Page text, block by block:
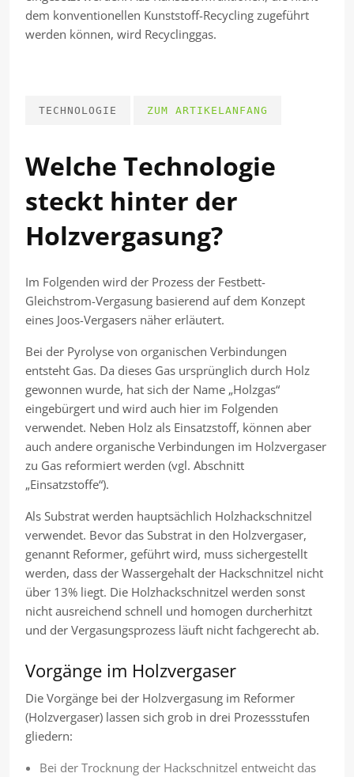
dem konventionellen Kunststoff-Recycling zugeführt
werden können, wird Recyclinggas.
TECHNOLOGIE ZUM ARTIKELANFANG
Welche Technologie
steckt hinter der
Holzvergasung?
Im Folgenden wird der Prozess der Festbett-
Gleichstrom-Vergasung basierend auf dem Konzept
eines Joos-Vergasers näher erläutert.
Bei der Pyrolyse von organischen Verbindungen
entsteht Gas. Da dieses Gas ursprünglich durch Holz
gewonnen wurde, hat sich der Name „Holzgas“
eingebürgert und wird auch hier im Folgenden
verwendet. Neben Holz als Einsatzstoff, können aber
auch andere organische Verbindungen im Holzvergaser
zu Gas reformiert werden (vgl. Abschnitt
„Einsatzstoffe“).
Als Substrat werden hauptsächlich Holzhackschnitzel
verwendet. Bevor das Substrat in den Holzvergaser,
genannt Reformer, geführt wird, muss sichergestellt
werden, dass der Wassergehalt der Hackschnitzel nicht
über 13% liegt. Die Holzhackschnitzel werden sonst
nicht ausreichend schnell und homogen durcherhitzt
und der Vergasungsprozess läuft nicht fachgerecht ab.
Vorgänge im Holzvergaser
Die Vorgänge bei der Holzvergasung im Reformer
(Holzvergaser) lassen sich grob in drei Prozessstufen
gliedern:
Bei der Trocknung der Hackschnitzel entweicht das